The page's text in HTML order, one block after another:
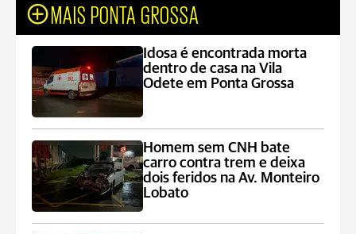
MAIS PONTA GROSSA
Idosa é encontrada morta
dentro de casa na Vila
Odete em Ponta Grossa
Homem sem CNH bate
carro contra trem e deixa
dois feridos na Av. Monteiro
Lobato